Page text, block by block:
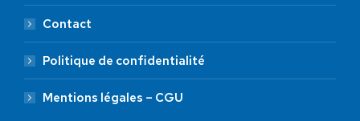
Contact
Politique de confidentialité
Mentions légales – CGU